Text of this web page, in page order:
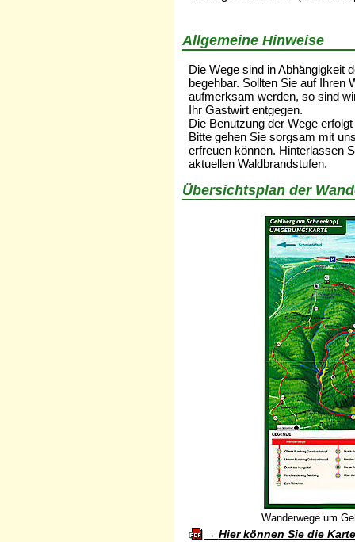
Allgemeine Hinweise
Die Wege sind in Abhängigkeit
begehbar. Sollten Sie auf Ihren
aufmerksam werden, so sind
Ihr Gastwirt entgegen.
Die Benutzung der Wege
Bitte gehen Sie sorgsam mit
erfreuen können. Hinterlassen
aktuellen Waldbrandstufen.
Übersichtsplan der
Wanderwege um
Hier können Sie die